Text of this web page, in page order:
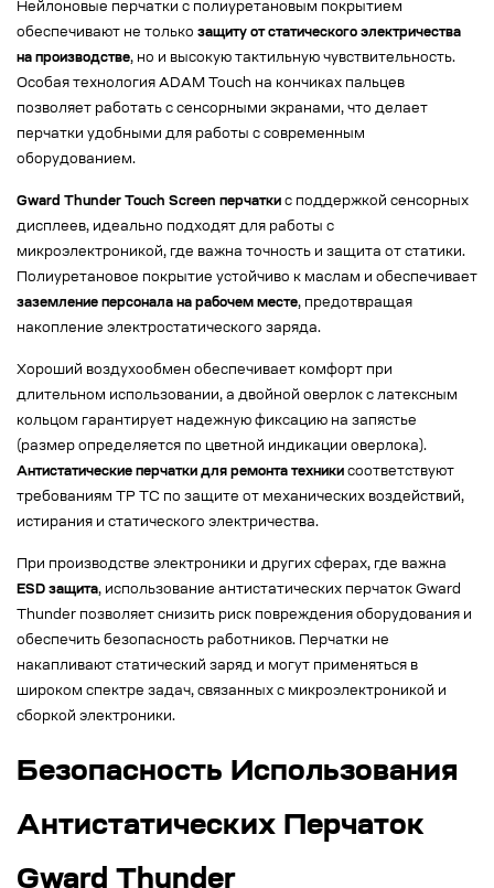
Нейлоновые перчатки с полиуретановым покрытием
обеспечивают не только защиту от статического электричества
на производстве, но и высокую тактильную чувствительность.
Особая технология ADAM Touch на кончиках пальцев
позволяет работать с сенсорными экранами, что делает
перчатки удобными для работы с современным
оборудованием.
Gward Thunder Touch Screen перчатки с поддержкой сенсорных
дисплеев, идеально подходят для работы с
микроэлектроникой, где важна точность и защита от статики.
Полиуретановое покрытие устойчиво к маслам и обеспечивает
заземление персонала на рабочем месте, предотвращая
накопление электростатического заряда.
Хороший воздухообмен обеспечивает комфорт при
длительном использовании, а двойной оверлок с латексным
кольцом гарантирует надежную фиксацию на запястье
(размер определяется по цветной индикации оверлока).
Антистатические перчатки для ремонта техники соответствуют
требованиям ТР ТС по защите от механических воздействий,
истирания и статического электричества.
При производстве электроники и других сферах, где важна
ESD защита, использование антистатических перчаток Gward
Thunder позволяет снизить риск повреждения оборудования и
обеспечить безопасность работников. Перчатки не
накапливают статический заряд и могут применяться в
широком спектре задач, связанных с микроэлектроникой и
сборкой электроники.
Безопасность Использования
Антистатических Перчаток
Gward Thunder